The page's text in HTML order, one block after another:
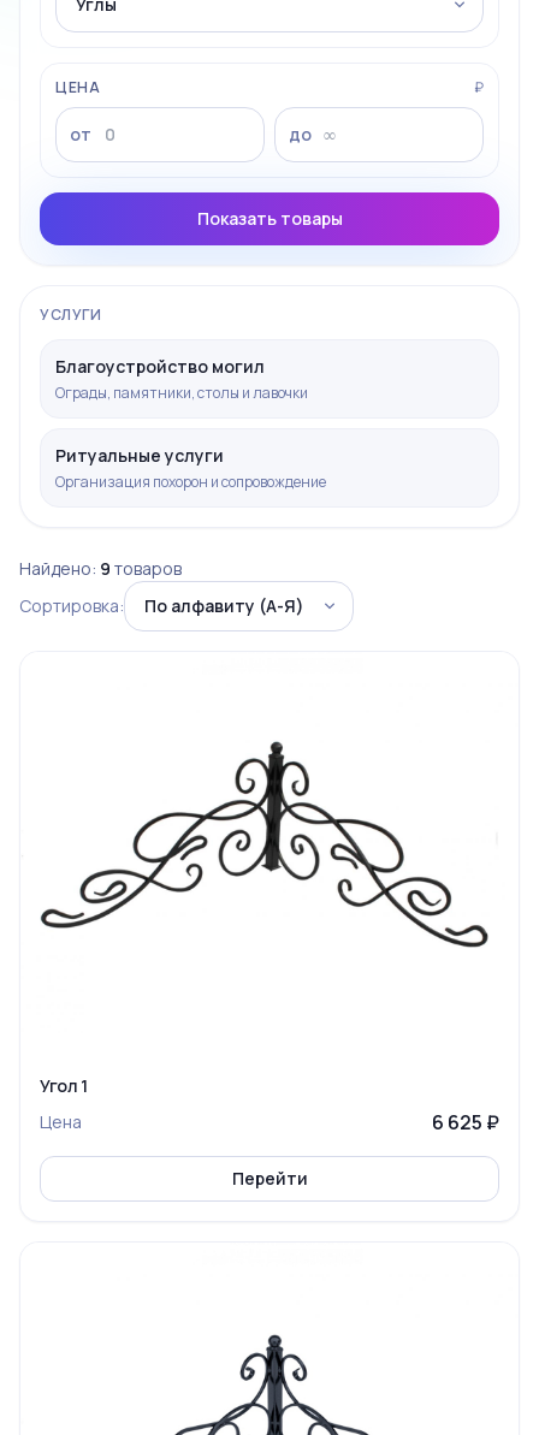
ЦЕНА ₽
от до
Показать товары
УСЛУГИ
Благоустройство могил
Ограды, памятники, столы и лавочки
Ритуальные услуги
Организация похорон и сопровождение
Найдено: 9 товаров
Сортировка:
Угол 1
Цена
6 625 ₽
Перейти